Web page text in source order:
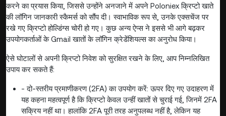
करने का प्रयास किया, जिससे उन्होंने अनजाने में अपने Poloniex क्रिप्टो खाते
की लॉगिन जानकारी स्कैमर्स को सौंप दी। स्वाभाविक रूप से, उनके एक्सचेंज पर
रखे गए क्रिप्टो होल्डिंग्स चोरी हो गए। कुछ अन्य ऐप्स ने इससे भी आगे बढ़कर
उपयोगकर्ताओं के Gmail खातों के लॉगिन क्रेडेंशियल्स का अनुरोध किया।
ऐसे घोटालों से अपनी क्रिप्टो निवेश को सुरक्षित रखने के लिए, आप निम्नलिखित
उपाय कर सकते हैं:
- दो-स्तरीय प्रमाणीकरण (2FA) का उपयोग करें: ऊपर दिए गए उदाहरण में
यह कहना महत्वपूर्ण है कि क्रिप्टो केवल उन्हीं खातों से चुराई गई, जिनमें 2FA
सक्रिय नहीं था। हालांकि 2FA पूरी तरह अनुपलब्ध नहीं है, लेकिन यह